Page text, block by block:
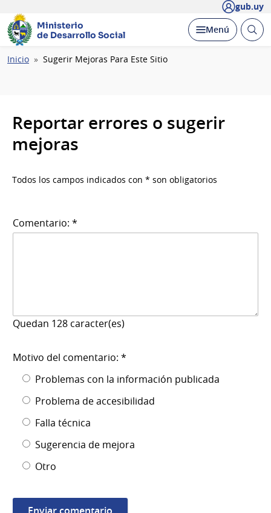
gub.uy
Ministerio
de Desarrollo Social
Desplegar
Menú Abrir
Ruta
Inicio Sugerir Mejoras Para Este Sitio
Reportar errores o sugerir
mejoras
Todos los campos indicados con * son obligatorios
Comentario: *
Quedan 128 caracter(es)
Motivo del comentario: *
Problemas con la información publicada
Problema de accesibilidad
Falla técnica
Sugerencia de mejora
Otro